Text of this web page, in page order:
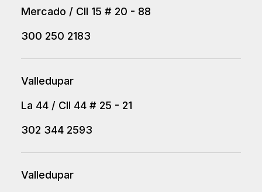
Mercado / Cll 15 # 20 - 88
300 250 2183
Valledupar
La 44 / Cll 44 # 25 - 21
302 344 2593
Valledupar